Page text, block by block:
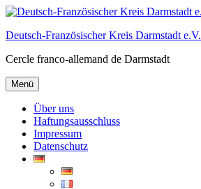
Deutsch-Französischer Kreis Darmstadt e.V.
Cercle franco-allemand de Darmstadt
Menü
Über uns
Haftungsausschluss
Impressum
Datenschutz